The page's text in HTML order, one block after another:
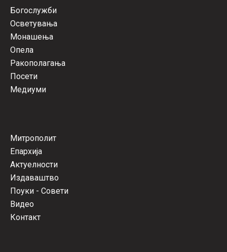
Богослужби
Осветувања
Монашења
Опела
Ракополагања
Посети
Медиуми
Митрополит
Епархија
Актуелности
Издаваштво
Поуки - Совети
Видео
Контакт